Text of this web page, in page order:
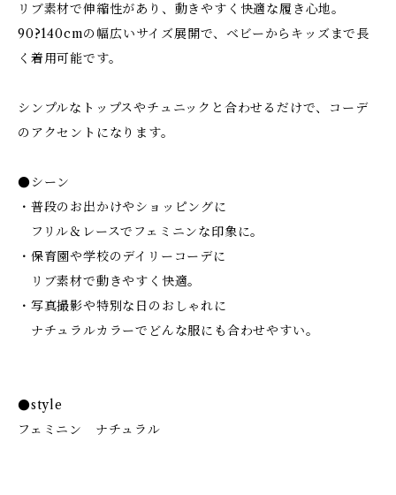
リブ素材で伸縮性があり、動きやすく快適な履き心地。
90?140cmの幅広いサイズ展開で、ベビーからキッズまで長
く着用可能です。
シンプルなトップスやチュニックと合わせるだけで、コーデ
のアクセントになります。
●シーン
・普段のお出かけやショッピングに
フリル＆レースでフェミニンな印象に。
・保育園や学校のデイリーコーデに
リブ素材で動きやすく快適。
・写真撮影や特別な日のおしゃれに
ナチュラルカラーでどんな服にも合わせやすい。
●style
フェミニン ナチュラル